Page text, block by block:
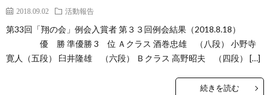
は
拶
会
の
加
者
2018.09.02 活動報告
第33回「翔の会」例会入賞者 第３３回例会結果（2018.8.18）
優 勝 準優勝 3 位 Ａクラス 酒巻忠雄 （八段） 小野寺
寛人（五段） 臼井隆雄 （六段） Ｂクラス 高野昭夫 （四段） […]
続きを読む